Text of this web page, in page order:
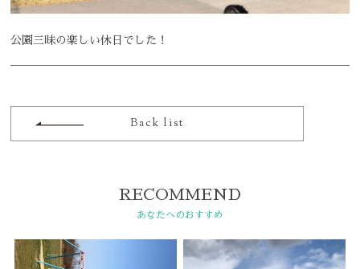
公園三昧の楽しい休日でした！
Back list
RECOMMEND
あなたへのおすすめ